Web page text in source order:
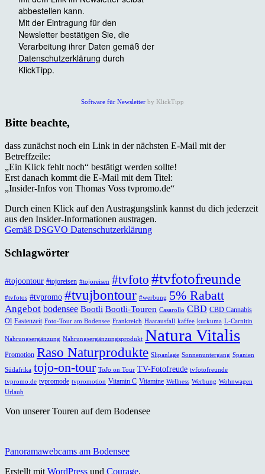
Software für Newsletter by KlickTipp
Bitte beachte,
dass zunächst noch ein Link in der nächsten E-Mail mit der
Betreffzeile:
„Ein Klick fehlt noch“ bestätigt werden sollte!
Erst danach kommt die E-Mail mit dem Titel:
„Insider-Infos von Thomas Voss tvpromo.de“
Durch einen Klick auf den Austragungslink kannst du dich jederzeit
aus den Insider-Informationen austragen.
Gemäß DSGVO Datenschutzerklärung
Schlagwörter
#tojoontour #tojoreisen #tojoreisen #tvfoto #tvfotofreunde
#tvfotos #tvpromo #tvujbontour #werbung 5% Rabatt
Angebot bodensee Bootli Bootli-Touren Casarollo CBD CBD Cannabis
Öl Fastenzeit Foto-Tour am Bodensee Frankreich Haarausfall kaffee kurkuma L-Carnitin
Nahrungsergänzung Nahrungsergänzungsprodukt Natura Vitalis
Promotion Raso Naturprodukte Slipanlage Sonnenuntergang Spanien
Südafrika tojo-on-tour ToJo on Tour TV-Fotofreude tvfotofreunde
tvpromo.de tvpromode tvpromotion Vitamin C Vitamine Wellness Werbung Wohnwagen
Urlaub
Von unserer Touren auf dem Bodensee
Panoramawebcams am Bodensee
Erstellt mit WordPress und Courage.